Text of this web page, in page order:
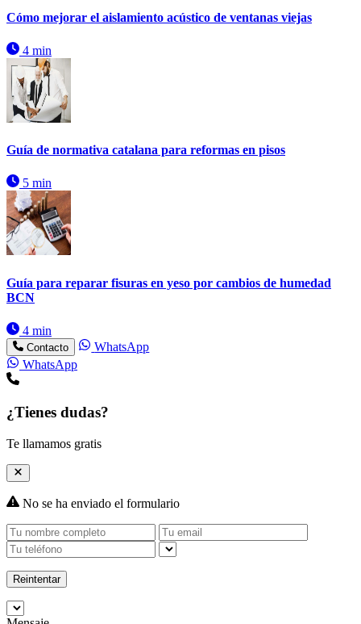
Cómo mejorar el aislamiento acústico de ventanas viejas
4 min
Guía de normativa catalana para reformas en pisos
5 min
Guía para reparar fisuras en yeso por cambios de humedad
BCN
4 min
Contacto
WhatsApp
WhatsApp
¿Tienes dudas?
Te llamamos gratis
No se ha enviado el formulario
Reintentar